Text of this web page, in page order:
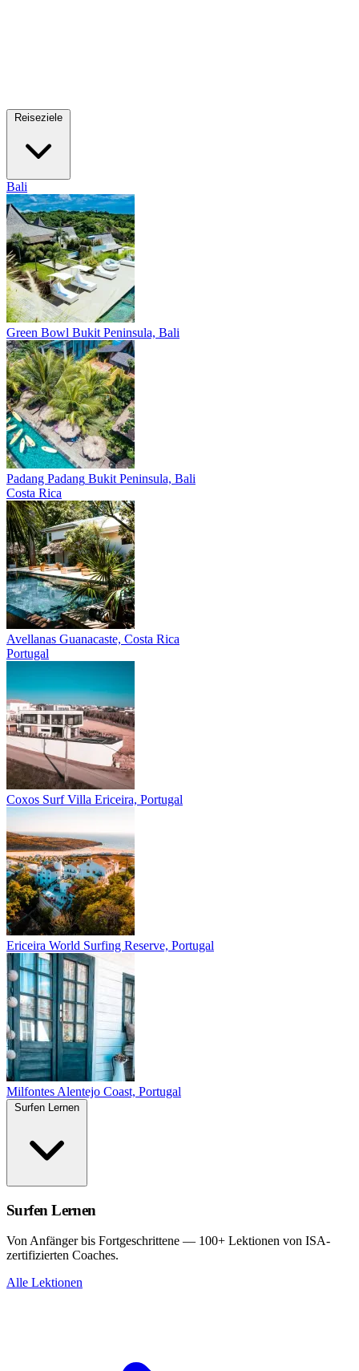
Bali
Green Bowl Bukit Peninsula, Bali
Padang Padang Bukit Peninsula, Bali
Costa Rica
Avellanas Guanacaste, Costa Rica
Portugal
Coxos Surf Villa Ericeira, Portugal
Ericeira World Surfing Reserve, Portugal
Milfontes Alentejo Coast, Portugal
Surfen Lernen
Von Anfänger bis Fortgeschrittene — 100+ Lektionen von ISA-
zertifizierten Coaches.
Alle Lektionen